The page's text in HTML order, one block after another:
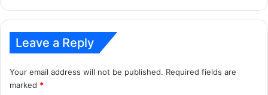
Leave a Reply
Your email address will not be published. Required fields are
marked *